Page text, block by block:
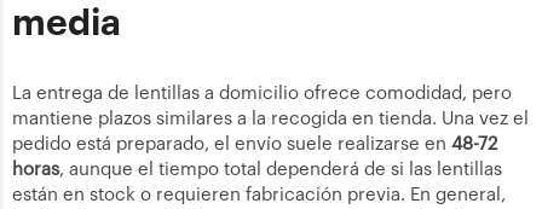
media
La entrega de lentillas a domicilio ofrece comodidad, pero
mantiene plazos similares a la recogida en tienda. Una vez el
pedido está preparado, el envío suele realizarse en 48-72
horas, aunque el tiempo total dependerá de si las lentillas
están en stock o requieren fabricación previa. En general,